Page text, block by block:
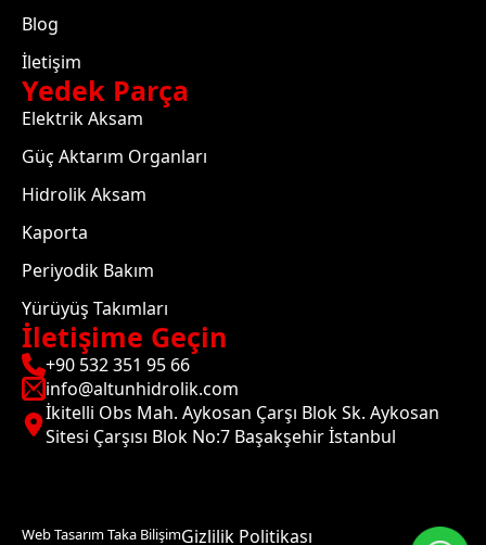
Blog
İletişim
Yedek Parça
Elektrik Aksam
Güç Aktarım Organları
Hidrolik Aksam
Kaporta
Periyodik Bakım
Yürüyüş Takımları
İletişime Geçin
+90 532 351 95 66
info@altunhidrolik.com
İkitelli Obs Mah. Aykosan Çarşı Blok Sk. Aykosan
Sitesi Çarşısı Blok No:7 Başakşehir İstanbul
Web Tasarım Taka BilişimGizlilik Politikası